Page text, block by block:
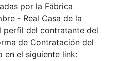
por la Fábrica
- Real Casa de la
perfil del contratante del
de Contratación del
en el siguiente link: